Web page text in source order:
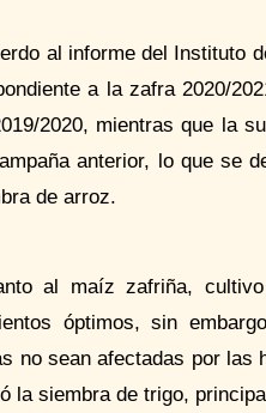
al informe del Instituto
a la zafra 2020/
2020, mientras que la
anterior, lo que se
de arroz.
al maízzafriña,
óptimos, sin
no sean afectadas por las
la siembra de trigo,